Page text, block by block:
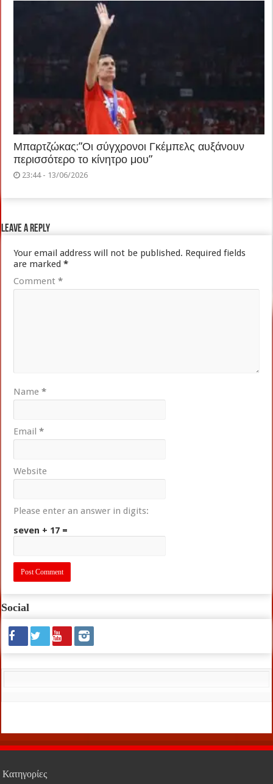
Μπαρτζώκας:”Οι σύγχρονοι Γκέμπελς αυξάνουν
περισσότερο το κίνητρο μου”
23:44 - 13/06/2026
Leave a Reply
Your email address will not be published. Required fields
are marked*
Comment*
Name*
Email*
Website
Please enter an answer in digits:
seven + 17 =
Social
Κατηγορίες